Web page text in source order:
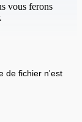
vous ferons
de fichier n'est